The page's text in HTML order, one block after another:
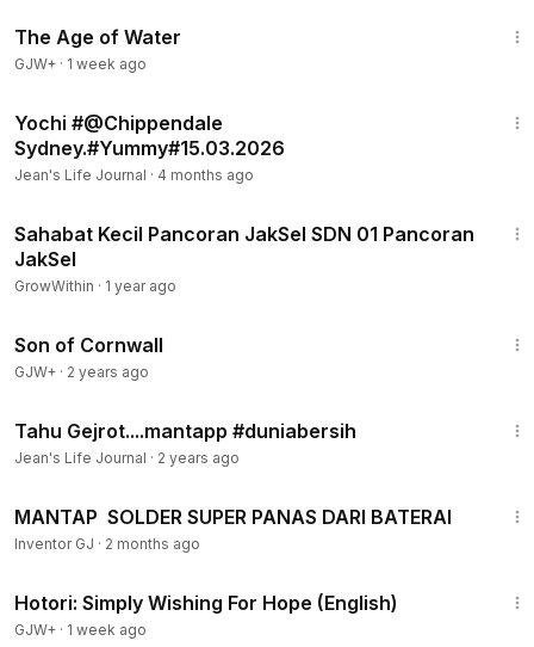
The Age of Water
GJW+ · 1 week ago
Yochi #@Chippendale
Sydney.#Yummy#15.03.2026
Jean's Life Journal · 4 months ago
Sahabat Kecil Pancoran JakSel SDN 01 Pancoran
JakSel
GrowWithin · 1 year ago
Son of Cornwall
GJW+ · 2 years ago
Tahu Gejrot....mantapp #duniabersih
Jean's Life Journal · 2 years ago
MANTAP ️ SOLDER SUPER PANAS DARI BATERAI
Inventor GJ · 2 months ago
Hotori: Simply Wishing For Hope (English)
GJW+ · 1 week ago